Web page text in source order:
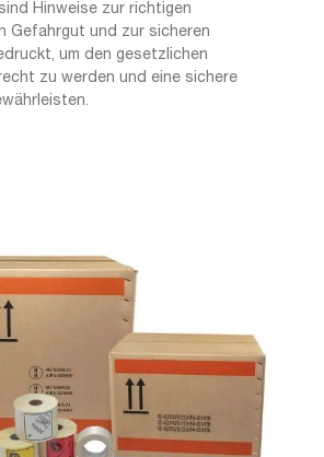
Hinweise zur richtigen
Gefahrgut und zur sicheren
um den gesetzlichen
zu werden und eine sichere